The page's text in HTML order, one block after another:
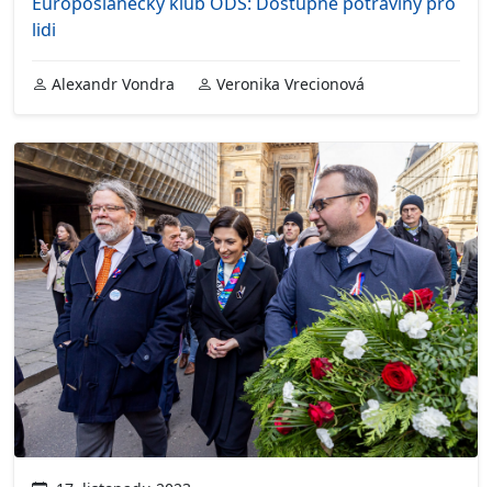
lidi
Alexandr Vondra Veronika Vrecionová